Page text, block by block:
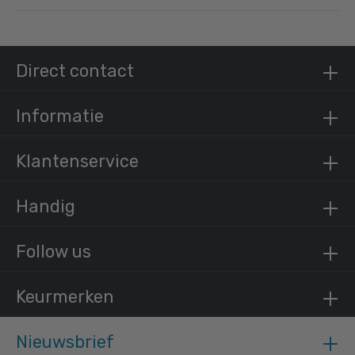
€ 21,72 incl. BTW
Nieuwsbrief
Follow us
Keurmerken
Direct contact
Informatie
Klantenservice
Handig